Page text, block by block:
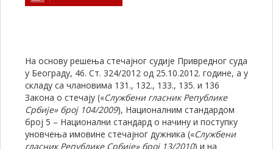
На основу решења стечајног судије Привредног суда
у Београду, 46. Ст. 324/2012 од 25.10.2012. године, а у
складу са чланoвима 131., 132., 133., 135. и 136
Закона о стечају («Службени гласник Републике
Србије» број 104/2009), Националним стандардом
број 5 – Национални стандард о начину и поступку
уновчења имовине стечајног дужника («Службени
гласник Републике Србије» број 13/2010) и на